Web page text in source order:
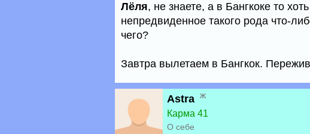
Лёля, не знаете, а в Бангкоке то
непредвиденное такого рода что-
чего?
Завтра вылетаем в Бангкок.
Astra ж
Карма 41
О себе